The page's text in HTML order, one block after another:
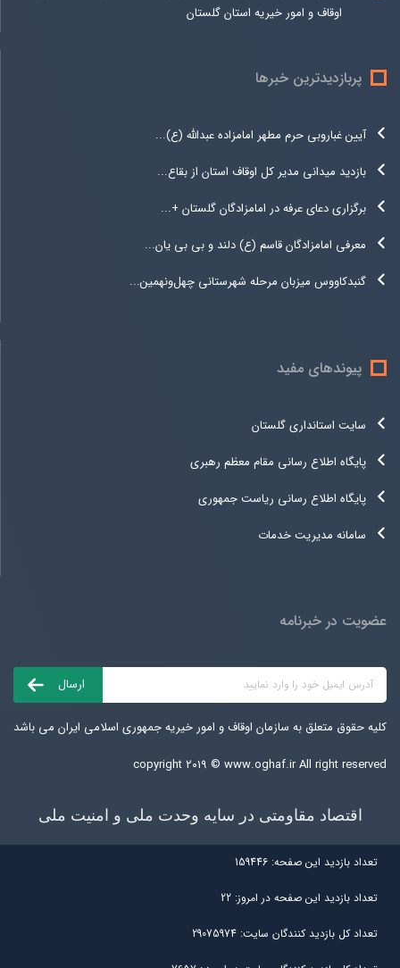
اوقاف و امور خیریه استان گلستان
پربازدیدترین خبرها
آیین غباروبی حرم مطهر امامزاده عبدالله (ع)...
بازدید میدانی مدیر کل اوقاف استان از بقاع...
برگزاری دعای عرفه در امامزادگان گلستان +...
معرفی امامزادگان قاسم (ع) دلند و بی بی یان...
گنبدکاووس میزبان مرحله شهرستانی چهل‌ونهمین...
پیوندهای مفید
سایت استانداری گلستان
پایگاه اطلاع رسانی مقام معظم رهبری
پایگاه اطلاع رسانی ریاست جمهوری
سامانه مدیریت خدمات
عضویت در خبرنامه
کلیه حقوق متعلق به سازمان اوقاف و امور خیریه جمهوری اسلامی ایران می باشد
copyright ۲۰۱۹ © www.oghaf.irAll right reserved
اقتصاد مقاومتی در سایه وحدت ملی و امنیت ملی
تعداد بازديد اين صفحه: 159446
تعداد بازديد اين صفحه در امروز: 22
تعداد کل بازديد کنندگان سايت: 29075974